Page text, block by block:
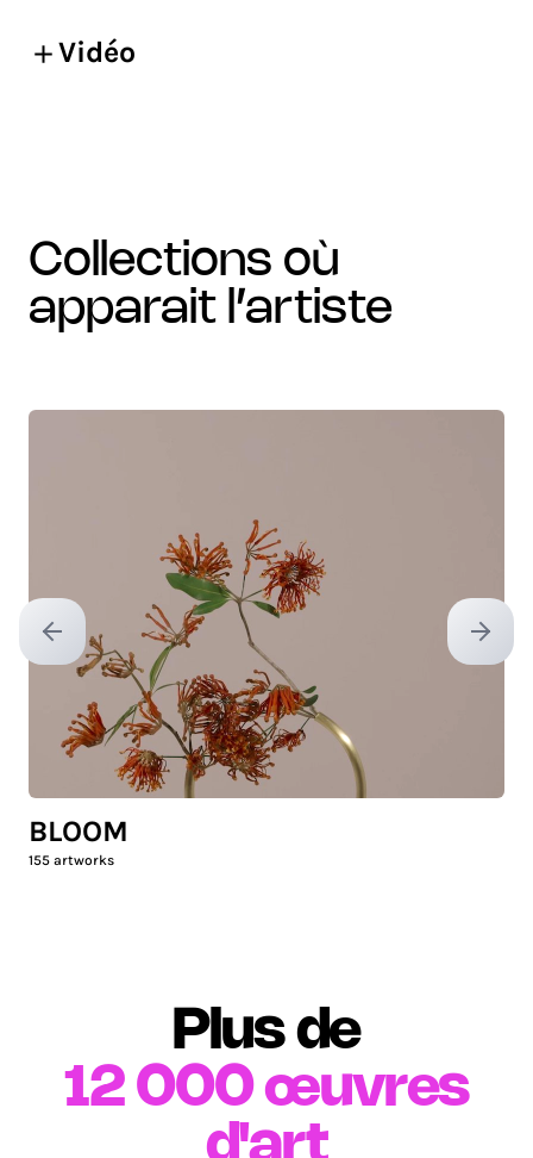
Vidéo
collections où
apparait l’artiste
Previous slide Next
BLOOM
155 artworks
Plus de
12 000 œuvres
d'art